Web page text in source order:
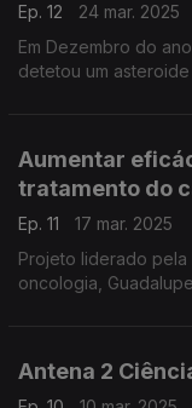
Ep. 12
24 mar. 2025
Em Dezembro do
detetou um
Aumentar
tratamento do
Ep. 11
17 mar. 2025
Projeto liderado
oncologia,
Antena 2